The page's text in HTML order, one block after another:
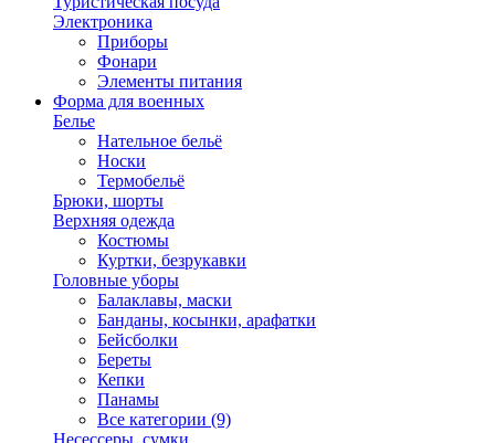
Электроника
Приборы
Фонари
Элементы питания
Форма для военных
Белье
Нательное бельё
Носки
Термобельё
Брюки, шорты
Верхняя одежда
Костюмы
Куртки, безрукавки
Головные уборы
Балаклавы, маски
Банданы, косынки, арафатки
Бейсболки
Береты
Кепки
Панамы
Все категории (9)
Несессеры, сумки